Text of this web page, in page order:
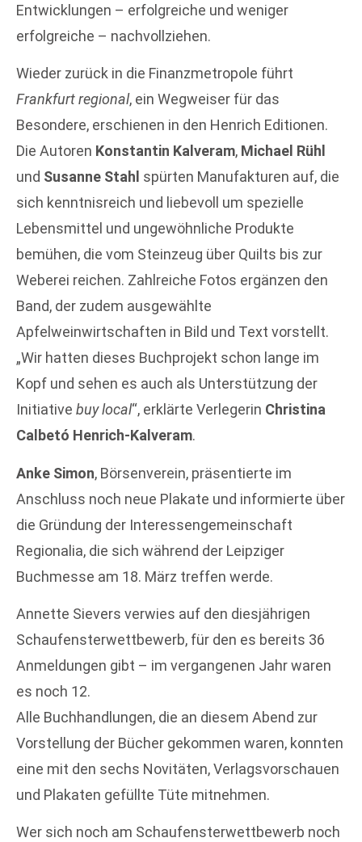
Entwicklungen – erfolgreiche und weniger
erfolgreiche – nachvollziehen.
Wieder zurück in die Finanzmetropole führt
Frankfurt regional, ein Wegweiser für das
Besondere, erschienen in den Henrich Editionen.
Die Autoren Konstantin Kalveram, Michael Rühl
und Susanne Stahl spürten Manufakturen auf, die
sich kenntnisreich und liebevoll um spezielle
Lebensmittel und ungewöhnliche Produkte
bemühen, die vom Steinzeug über Quilts bis zur
Weberei reichen. Zahlreiche Fotos ergänzen den
Band, der zudem ausgewählte
Apfelweinwirtschaften in Bild und Text vorstellt.
„Wir hatten dieses Buchprojekt schon lange im
Kopf und sehen es auch als Unterstützung der
Initiative buy local“, erklärte Verlegerin Christina
Calbetó Henrich-Kalveram.
Anke Simon, Börsenverein, präsentierte im
Anschluss noch neue Plakate und informierte über
die Gründung der Interessengemeinschaft
Regionalia, die sich während der Leipziger
Buchmesse am 18. März treffen werde.
Annette Sievers verwies auf den diesjährigen
Schaufensterwettbewerb, für den es bereits 36
Anmeldungen gibt – im vergangenen Jahr waren
es noch 12.
Alle Buchhandlungen, die an diesem Abend zur
Vorstellung der Bücher gekommen waren, konnten
eine mit den sechs Novitäten, Verlagsvorschauen
und Plakaten gefüllte Tüte mitnehmen.
Wer sich noch am Schaufensterwettbewerb noch